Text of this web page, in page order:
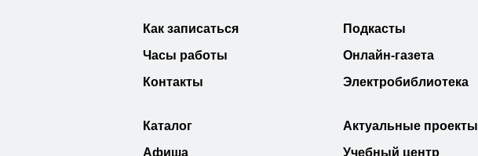
Как записаться
Часы работы
Контакты
Каталог
Афиша
Подкасты
Онлайн-газета
Электробиблиотека
Актуальные проекты
Учебный центр